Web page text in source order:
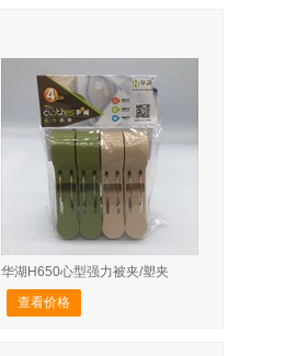
华湖H650心型强力被夹/塑夹
查看价格